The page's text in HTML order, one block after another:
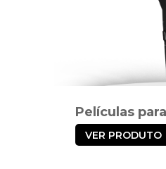
Películas
VER PRODUTO